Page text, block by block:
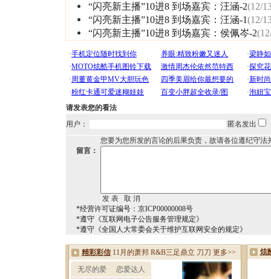
“闪亮新主播”10进8 到场嘉宾：汪涵-2(12/
“闪亮新主播”10进8 到场嘉宾：汪涵-1(12/
“闪亮新主播”10进8 到场嘉宾：侯佩岑-2
请发表您的看法
用户：
匿名发出
您要为您所发的言论的后果负责，故请各位遵纪守法
留言：
*经营许可证编号：京ICP00000008号
*遵守《互联网电子公告服务管理规定》
*遵守《全国人大常委会关于维护互联网安全的规定》